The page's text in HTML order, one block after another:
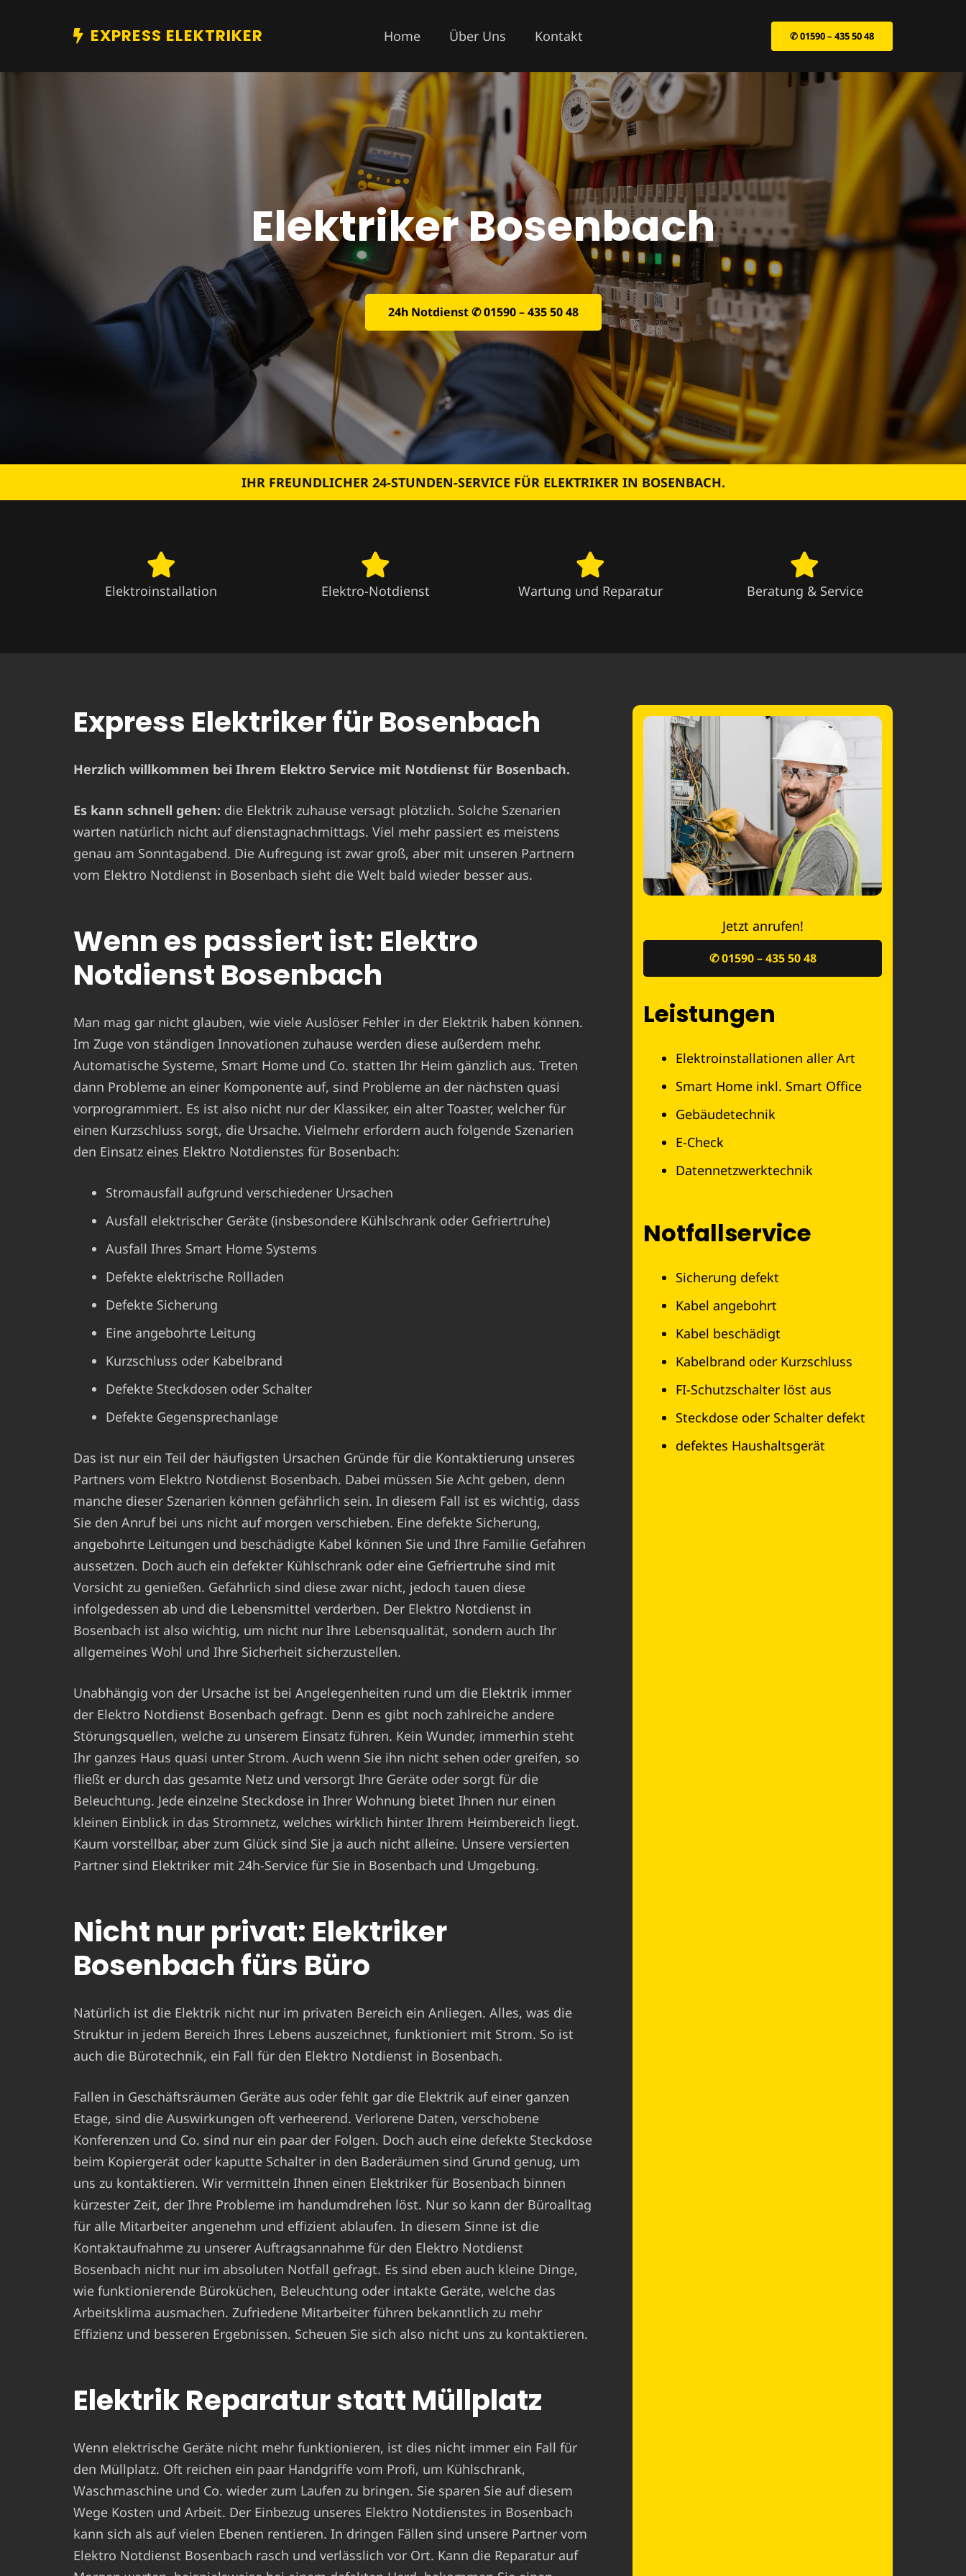
EXPRESS ELEKTRIKER Home Über Uns Kontakt ✆ 01590 – 435 50 48
Elektriker Bosenbach
24h Notdienst ✆ 01590 – 435 50 48
IHR FREUNDLICHER 24-STUNDEN-SERVICE FÜR ELEKTRIKER IN BOSENBACH.
Elektroinstallation Elektro-Notdienst Wartung und Reparatur Beratung & Service
Express Elektriker für Bosenbach
Herzlich willkommen bei Ihrem Elektro Service mit Notdienst für Bosenbach.
Es kann schnell gehen: die Elektrik zuhause versagt plötzlich. Solche Szenarien
warten natürlich nicht auf dienstagnachmittags. Viel mehr passiert es meistens
genau am Sonntagabend. Die Aufregung ist zwar groß, aber mit unseren Partnern
vom Elektro Notdienst in Bosenbach sieht die Welt bald wieder besser aus.
Wenn es passiert ist: Elektro
Notdienst Bosenbach
Man mag gar nicht glauben, wie viele Auslöser Fehler in der Elektrik haben können.
Im Zuge von ständigen Innovationen zuhause werden diese außerdem mehr.
Automatische Systeme, Smart Home und Co. statten Ihr Heim gänzlich aus. Treten
dann Probleme an einer Komponente auf, sind Probleme an der nächsten quasi
vorprogrammiert. Es ist also nicht nur der Klassiker, ein alter Toaster, welcher für
einen Kurzschluss sorgt, die Ursache. Vielmehr erfordern auch folgende Szenarien
den Einsatz eines Elektro Notdienstes für Bosenbach:
Stromausfall aufgrund verschiedener Ursachen
Ausfall elektrischer Geräte (insbesondere Kühlschrank oder Gefriertruhe)
Ausfall Ihres Smart Home Systems
Defekte elektrische Rollladen
Defekte Sicherung
Eine angebohrte Leitung
Kurzschluss oder Kabelbrand
Defekte Steckdosen oder Schalter
Defekte Gegensprechanlage
Das ist nur ein Teil der häufigsten Ursachen Gründe für die Kontaktierung unseres
Partners vom Elektro Notdienst Bosenbach. Dabei müssen Sie Acht geben, denn
manche dieser Szenarien können gefährlich sein. In diesem Fall ist es wichtig, dass
Sie den Anruf bei uns nicht auf morgen verschieben. Eine defekte Sicherung,
angebohrte Leitungen und beschädigte Kabel können Sie und Ihre Familie Gefahren
aussetzen. Doch auch ein defekter Kühlschrank oder eine Gefriertruhe sind mit
Vorsicht zu genießen. Gefährlich sind diese zwar nicht, jedoch tauen diese
infolgedessen ab und die Lebensmittel verderben. Der Elektro Notdienst in
Bosenbach ist also wichtig, um nicht nur Ihre Lebensqualität, sondern auch Ihr
allgemeines Wohl und Ihre Sicherheit sicherzustellen.
Unabhängig von der Ursache ist bei Angelegenheiten rund um die Elektrik immer
der Elektro Notdienst Bosenbach gefragt. Denn es gibt noch zahlreiche andere
Störungsquellen, welche zu unserem Einsatz führen. Kein Wunder, immerhin steht
Ihr ganzes Haus quasi unter Strom. Auch wenn Sie ihn nicht sehen oder greifen, so
fließt er durch das gesamte Netz und versorgt Ihre Geräte oder sorgt für die
Beleuchtung. Jede einzelne Steckdose in Ihrer Wohnung bietet Ihnen nur einen
kleinen Einblick in das Stromnetz, welches wirklich hinter Ihrem Heimbereich liegt.
Kaum vorstellbar, aber zum Glück sind Sie ja auch nicht alleine. Unsere versierten
Partner sind Elektriker mit 24h-Service für Sie in Bosenbach und Umgebung.
Nicht nur privat: Elektriker
Bosenbach fürs Büro
Natürlich ist die Elektrik nicht nur im privaten Bereich ein Anliegen. Alles, was die
Struktur in jedem Bereich Ihres Lebens auszeichnet, funktioniert mit Strom. So ist
auch die Bürotechnik, ein Fall für den Elektro Notdienst in Bosenbach.
Fallen in Geschäftsräumen Geräte aus oder fehlt gar die Elektrik auf einer ganzen
Etage, sind die Auswirkungen oft verheerend. Verlorene Daten, verschobene
Konferenzen und Co. sind nur ein paar der Folgen. Doch auch eine defekte Steckdose
beim Kopiergerät oder kaputte Schalter in den Baderäumen sind Grund genug, um
uns zu kontaktieren. Wir vermitteln Ihnen einen Elektriker für Bosenbach binnen
kürzester Zeit, der Ihre Probleme im handumdrehen löst. Nur so kann der Büroalltag
für alle Mitarbeiter angenehm und effizient ablaufen. In diesem Sinne ist die
Kontaktaufnahme zu unserer Auftragsannahme für den Elektro Notdienst
Bosenbach nicht nur im absoluten Notfall gefragt. Es sind eben auch kleine Dinge,
wie funktionierende Büroküchen, Beleuchtung oder intakte Geräte, welche das
Arbeitsklima ausmachen. Zufriedene Mitarbeiter führen bekanntlich zu mehr
Effizienz und besseren Ergebnissen. Scheuen Sie sich also nicht uns zu kontaktieren.
Elektrik Reparatur statt Müllplatz
Wenn elektrische Geräte nicht mehr funktionieren, ist dies nicht immer ein Fall für
den Müllplatz. Oft reichen ein paar Handgriffe vom Profi, um Kühlschrank,
Waschmaschine und Co. wieder zum Laufen zu bringen. Sie sparen Sie auf diesem
Wege Kosten und Arbeit. Der Einbezug unseres Elektro Notdienstes in Bosenbach
kann sich als auf vielen Ebenen rentieren. In dringen Fällen sind unsere Partner vom
Elektro Notdienst Bosenbach rasch und verlässlich vor Ort. Kann die Reparatur auf
Jetzt anrufen!
✆ 01590 – 435 50 48
Leistungen
Elektroinstallationen aller Art
Smart Home inkl. Smart Office
Gebäudetechnik
E-Check
Datennetzwerktechnik
Notfallservice
Sicherung defekt
Kabel angebohrt
Kabel beschädigt
Kabelbrand oder Kurzschluss
FI-Schutzschalter löst aus
Steckdose oder Schalter defekt
defektes Haushaltsgerät